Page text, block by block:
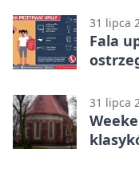
31 lipca
Fala
31 lipca